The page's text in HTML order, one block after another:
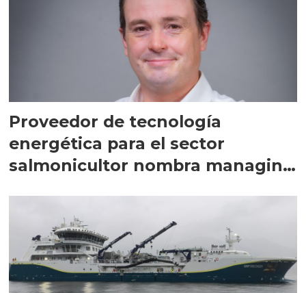
Proveedor de tecnología
energética para el sector
salmonicultor nombra managing